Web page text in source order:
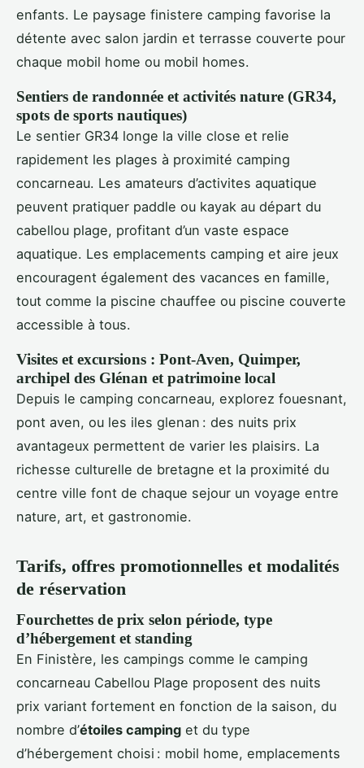
enfants. Le paysage finistere camping favorise la
détente avec salon jardin et terrasse couverte pour
chaque mobil home ou mobil homes.
Sentiers de randonnée et activités nature (GR34,
spots de sports nautiques)
Le sentier GR34 longe la ville close et relie
rapidement les plages à proximité camping
concarneau. Les amateurs d’activites aquatique
peuvent pratiquer paddle ou kayak au départ du
cabellou plage, profitant d’un vaste espace
aquatique. Les emplacements camping et aire jeux
encouragent également des vacances en famille,
tout comme la piscine chauffee ou piscine couverte
accessible à tous.
Visites et excursions : Pont-Aven, Quimper,
archipel des Glénan et patrimoine local
Depuis le camping concarneau, explorez fouesnant,
pont aven, ou les iles glenan : des nuits prix
avantageux permettent de varier les plaisirs. La
richesse culturelle de bretagne et la proximité du
centre ville font de chaque sejour un voyage entre
nature, art, et gastronomie.
Tarifs, offres promotionnelles et modalités
de réservation
Fourchettes de prix selon période, type
d’hébergement et standing
En Finistère, les campings comme le camping
concarneau Cabellou Plage proposent des nuits
prix variant fortement en fonction de la saison, du
nombre d’étoiles camping et du type
d’hébergement choisi : mobil home, emplacements